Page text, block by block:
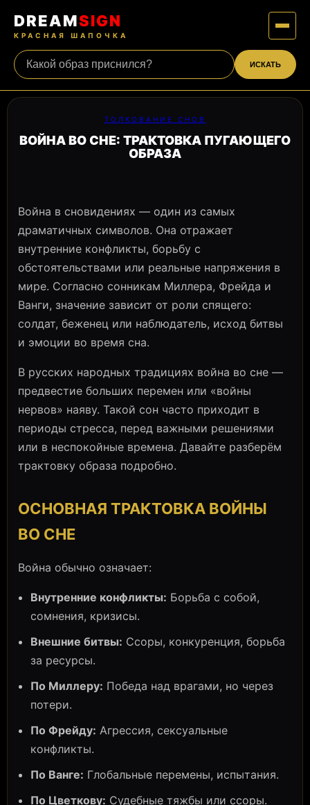
DREAMSIGN
КРАСНАЯ ШАПОЧКА
ИСКАТЬ
ТОЛКОВАНИЕ СНОВ
ВОЙНА ВО СНЕ: ТРАКТОВКА ПУГАЮЩЕГО
ОБРАЗА
Война в сновидениях — один из самых
драматичных символов. Она отражает
внутренние конфликты, борьбу с
обстоятельствами или реальные напряжения в
мире. Согласно сонникам Миллера, Фрейда и
Ванги, значение зависит от роли спящего:
солдат, беженец или наблюдатель, исход битвы
и эмоции во время сна.
В русских народных традициях война во сне —
предвестие больших перемен или «войны
нервов» наяву. Такой сон часто приходит в
периоды стресса, перед важными решениями
или в неспокойные времена. Давайте разберём
трактовку образа подробно.
ОСНОВНАЯ ТРАКТОВКА ВОЙНЫ
ВО СНЕ
Война обычно означает:
Внутренние конфликты: Борьба с собой,
сомнения, кризисы.
Внешние битвы: Ссоры, конкуренция, борьба
за ресурсы.
По Миллеру: Победа над врагами, но через
потери.
По Фрейду: Агрессия, сексуальные
конфликты.
По Ванге: Глобальные перемены, испытания.
По Цветкову: Судебные тяжбы или ссоры.